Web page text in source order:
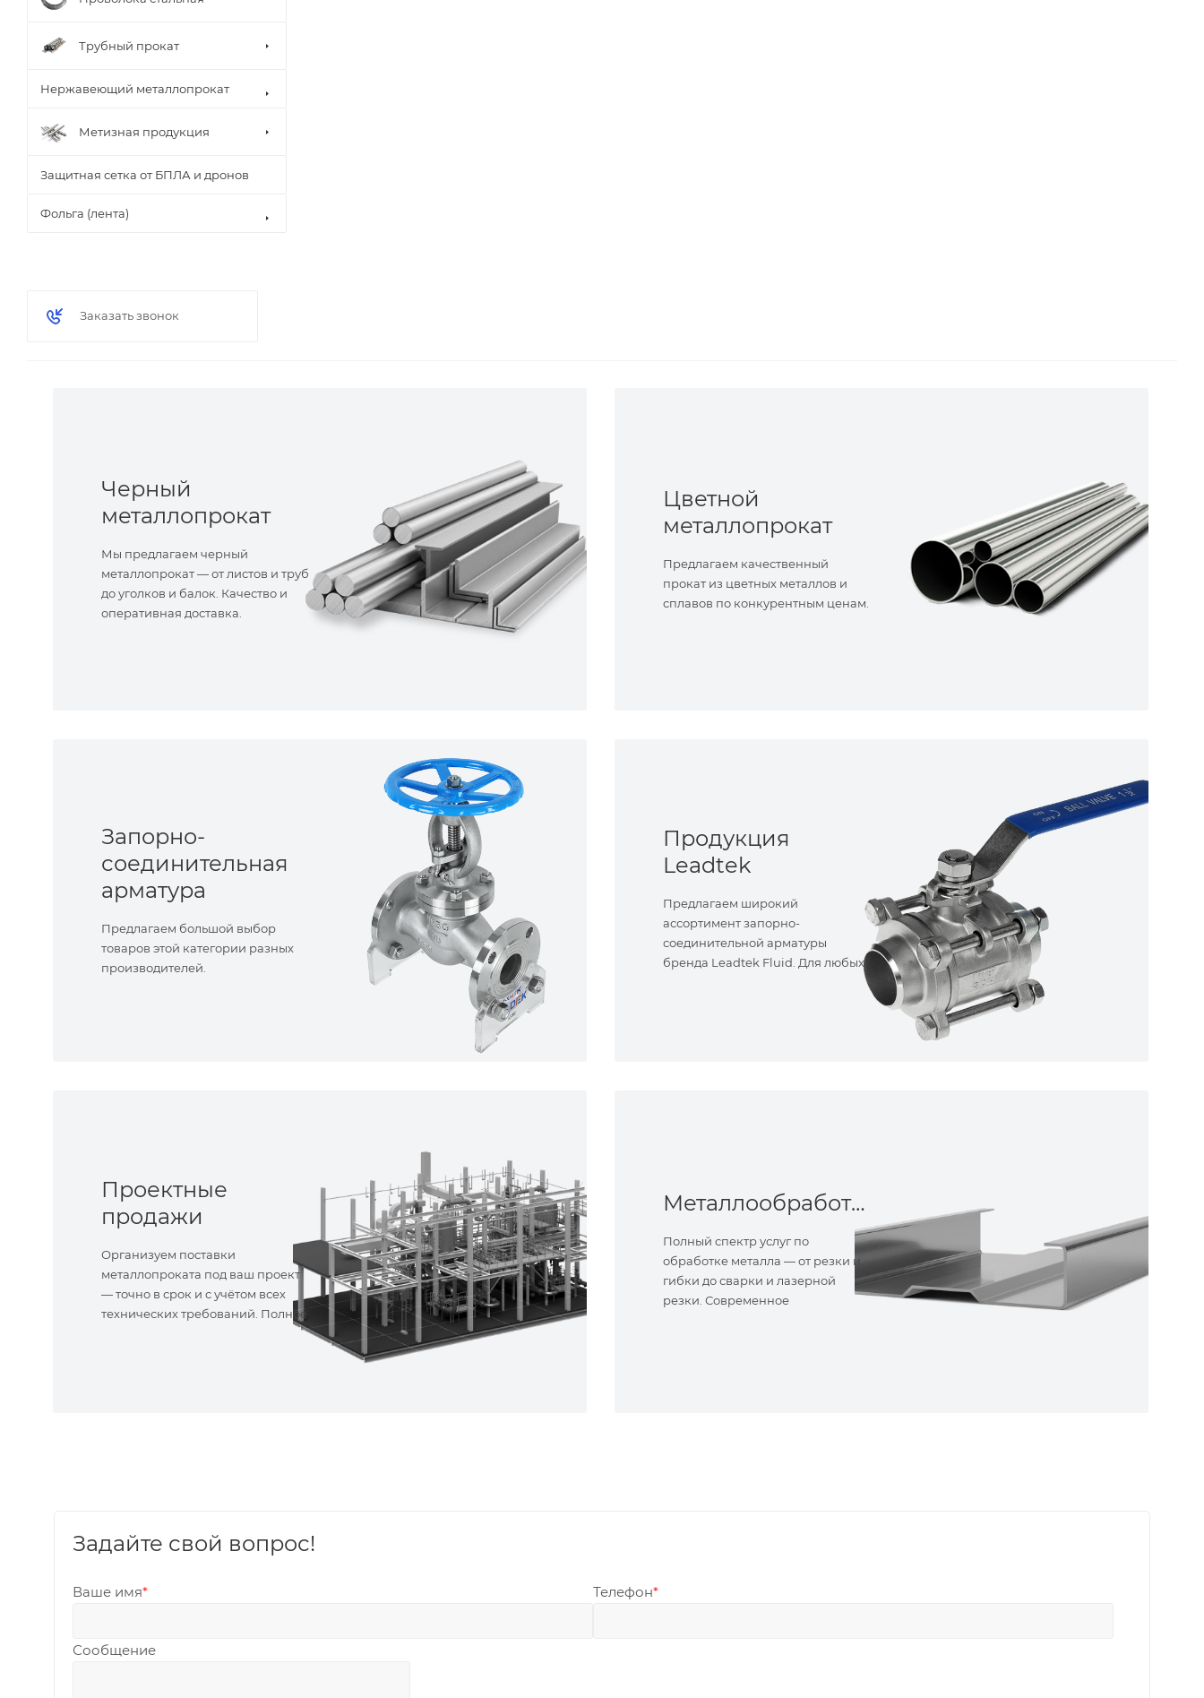
Трубный прокат
Нержавеющий металлопрокат
Метизная продукция
Защитная сетка от БПЛА и дронов
Фольга (лента)
Заказать звонок
Черный
металлопрокат
Мы предлагаем черный
металлопрокат — от листов и труб
до уголков и балок. Качество и
оперативная доставка.
Цветной
металлопрокат
Предлагаем качественный
прокат из цветных металлов и
сплавов по конкурентным ценам.
Запорно-
соединительная
арматура
Предлагаем большой выбор
товаров этой категории разных
производителей.
Продукция
Leadtek
Предлагаем широкий
ассортимент запорно-
соединительной арматуры
бренда Leadtek Fluid. Для любых
Проектные
продажи
Организуем поставки
металлопроката под ваш проект
— точно в срок и с учётом всех
технических требований. Полное
Металлообработка
Полный спектр услуг по
обработке металла — от резки и
гибки до сварки и лазерной
резки. Современное
Задайте свой вопрос!
Ваше имя* Телефон*
Сообщение